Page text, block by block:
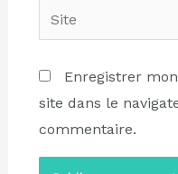
Site
Enregistrer
site dans le
commentaire.